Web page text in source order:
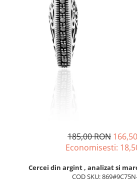
SETURI BIJUTERII
ACE DE CRAVATA
BRATARI PENTRU PICIOR
BRATARA TIP ROZARIU
LANTURI TIP ROZARIU
185,00 RON
Economisesti:
Cercei din argint , analizat si
COD SKU: